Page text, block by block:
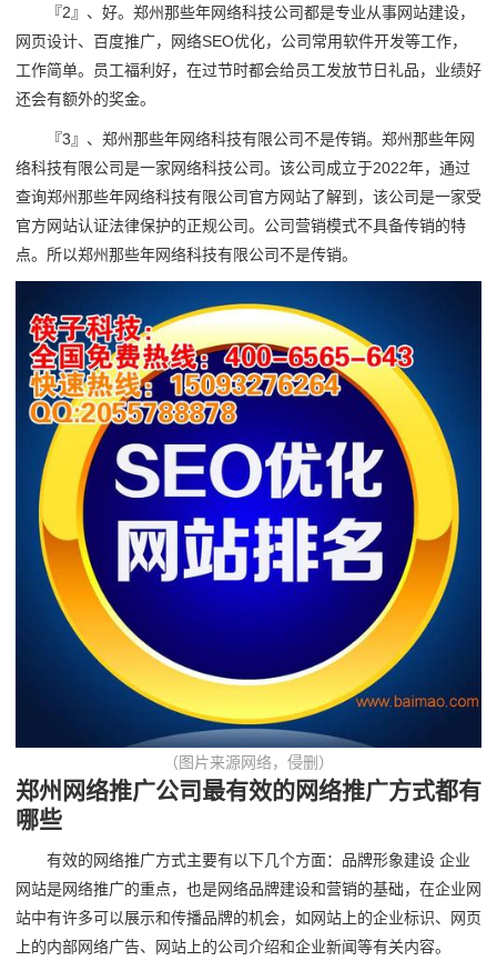
『2』、好。郑州那些年网络科技公司都是专业从事网站建设，
网页设计、百度推广，网络SEO优化，公司常用软件开发等工作，
工作简单。员工福利好，在过节时都会给员工发放节日礼品，业绩好
还会有额外的奖金。
『3』、郑州那些年网络科技有限公司不是传销。郑州那些年网
络科技有限公司是一家网络科技公司。该公司成立于2022年，通过
查询郑州那些年网络科技有限公司官方网站了解到，该公司是一家受
官方网站认证法律保护的正规公司。公司营销模式不具备传销的特
点。所以郑州那些年网络科技有限公司不是传销。
（图片来源网络，侵删）
郑州网络推广公司最有效的网络推广方式都有
哪些
有效的网络推广方式主要有以下几个方面：品牌形象建设 企业
网站是网络推广的重点，也是网络品牌建设和营销的基础，在企业网
站中有许多可以展示和传播品牌的机会，如网站上的企业标识、网页
上的内部网络广告、网站上的公司介绍和企业新闻等有关内容。